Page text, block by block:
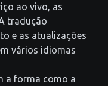
ao vivo, as
tradução
e as atualizações
vários idiomas
a forma como a